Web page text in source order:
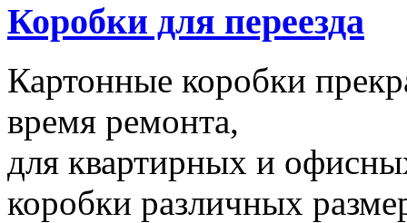
Коробки для переезда
Картонные коробки
время ремонта,
для квартирных и
коробки различных